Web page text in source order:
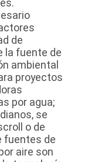
de
la fuente de
ambiental
proyectos
por agua;
se
o de
fuentes de
aire son